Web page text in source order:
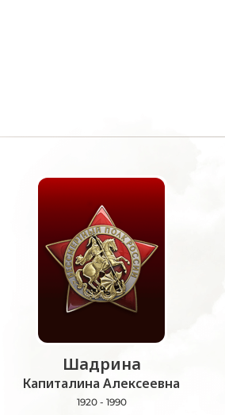
Шадрина
Капиталина Алексеевна
1920 - 1990